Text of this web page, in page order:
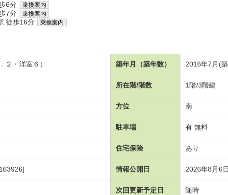
6分 乗換案内
7分 乗換案内
徒歩16分 乗換案内
２・洋室６） 築年月（築年数） 2016年7月(
所在階/階数 1階/3階建
方位 南
駐車場 有 無料
住宅保険 あり
情報公開日 2026年8月6日
次回更新予定日 随時